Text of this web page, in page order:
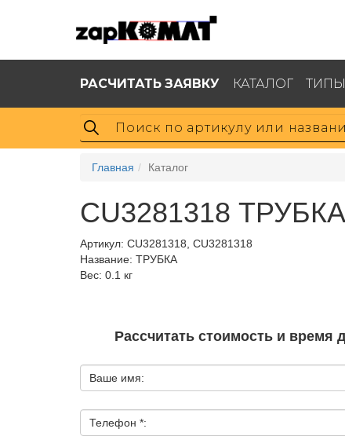
РАСЧИТАТЬ ЗАЯВКУ КАТАЛОГ ТИПЫ
Главная Каталог
CU3281318
Артикул: CU3281318, CU3281318
Название: ТРУБКА
Вес: 0.1 кг
Рассчитать стоимость и время
Ваше имя:
Телефон *: